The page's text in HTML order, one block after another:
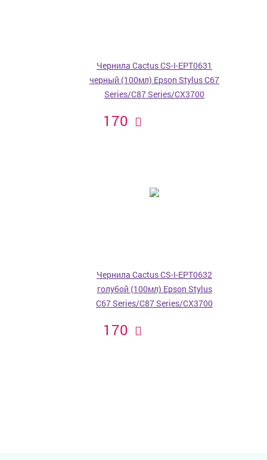
Чернила Cactus CS-I-EPT0631
черный (100мл) Epson Stylus C67
Series/C87 Series/CX3700
170
Чернила Cactus CS-I-EPT0632
голубой (100мл) Epson Stylus
C67 Series/C87 Series/CX3700
170